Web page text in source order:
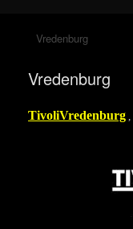
Vredenburg
Vredenburg
TivoliVredenburg